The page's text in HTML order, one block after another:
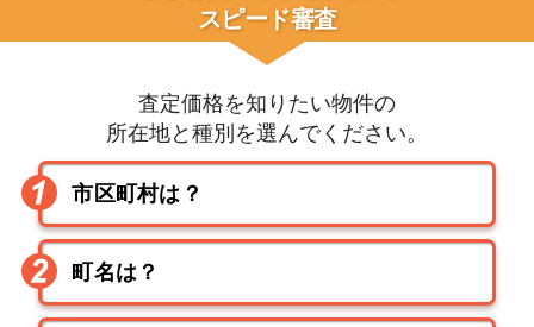
スピード審査
査定価格を知りたい物件の
所在地と種別を選んでください。